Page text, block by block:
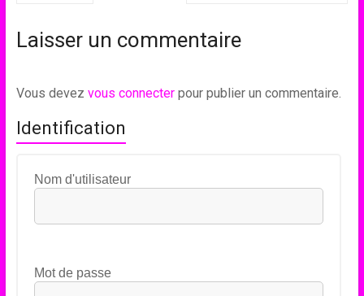
Laisser un commentaire
Vous devez vous connecterpour publier un commentaire.
Identification
Nom d'utilisateur
Mot de passe